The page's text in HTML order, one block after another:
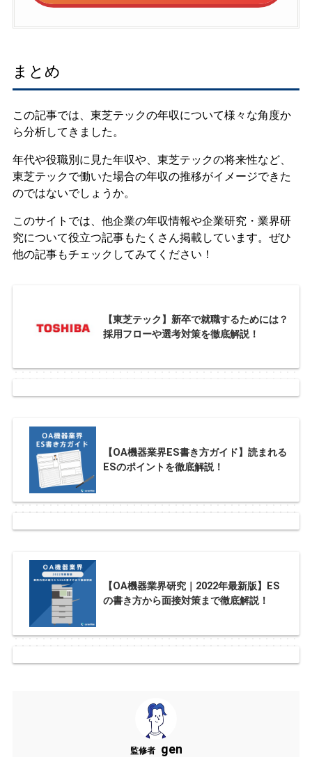
まとめ
この記事では、東芝テックの年収について様々な角度か
ら分析してきました。
年代や役職別に見た年収や、東芝テックの将来性など、
東芝テックで働いた場合の年収の推移がイメージできた
のではないでしょうか。
このサイトでは、他企業の年収情報や企業研究・業界研
究について役立つ記事もたくさん掲載しています。ぜひ
他の記事もチェックしてみてください！
【東芝テック】新卒で就職するためには？
採用フローや選考対策を徹底解説！
【OA機器業界ES書き方ガイド】読まれる
ESのポイントを徹底解説！
【OA機器業界研究｜2022年最新版】ES
の書き方から面接対策まで徹底解説！
監修者 gen